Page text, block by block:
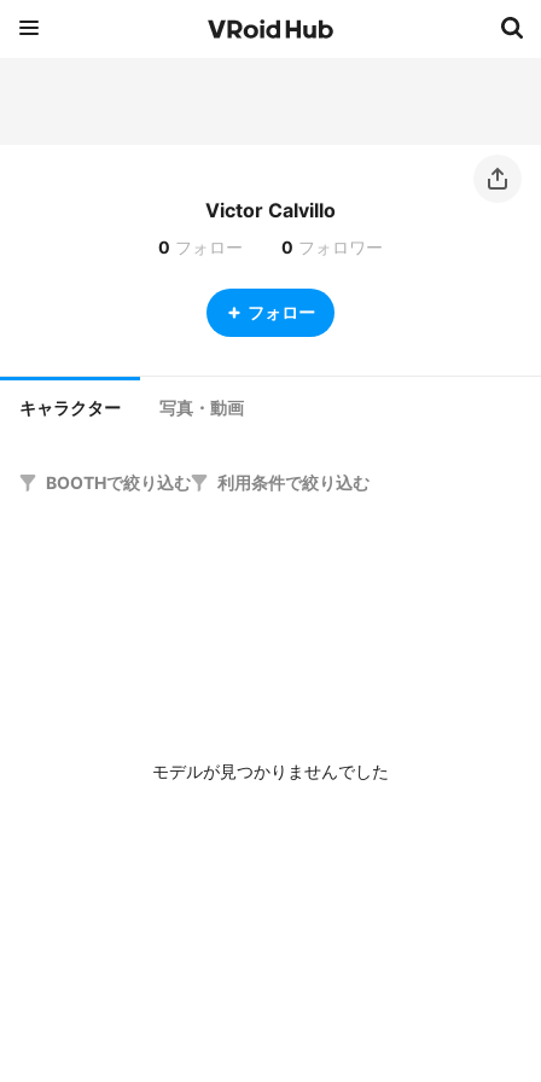
Victor Calvillo
0 フォロー 0 フォロワー
フォロー
キャラクター 写真・動画
BOOTHで絞り込む 利用条件で絞り込む
モデルが見つかりませんでした